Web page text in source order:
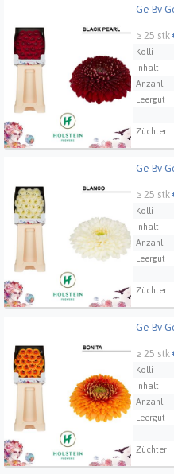
Ge Bv
≥ 25 stk
Kolli
Inhalt
Anzahl
Leergut
Züchter
Ge Bv Gerponi Black Pearl
Ge Bv
≥ 25 stk
Kolli
Inhalt
Anzahl
Leergut
Züchter
Ge Bv Gerponi Blanco
Ge Bv
≥ 25 stk
Kolli
Inhalt
Anzahl
Leergut
Züchter